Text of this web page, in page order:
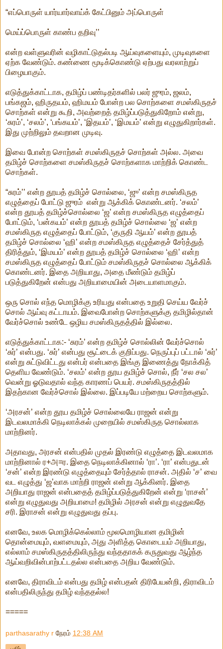
“எப்பொருள் யார்யார்வாய்க் கேட்பினும் அப்பொருள்
மெய்ப்பொருள் காண்ப தறிவு’’
என்ற வள்ளுவரின் வழிகாட்டுதல்படி ஆய்வுகளையும், முடிவுகளை
ஏற்க வேண்டும். கண்ணை மூடிக்கொண்டு ஏற்பது வரலாற்றுப்
பிழையாகும்.
எடுத்துக்காட்டாக, தமிழ்ப் பண்டிதர்களில் பலர் ஜுரம், ஜலம்,
பங்கஜம், ஹிருதயம், ஹிமயம் போன்ற பல சொற்களை சமஸ்கிருதச்
சொற்கள் என்று கூறி, அவற்றைத் தமிழ்ப்படுத்துகிறோம் என்று,
‘சுரம்’, ‘சலம்’, ‘பங்கயம்’, ‘இதயம்’, ‘இமயம்’ என்று எழுதுகிறார்கள்.
இது முற்றிலும் தவறான முடிவு.
இவை போன்ற சொற்கள் சமஸ்கிருதச் சொற்கள் அல்ல. அவை
தமிழ்ச் சொற்களை சமஸ்கிருதச் சொற்களாக மாற்றிக் கொண்ட
சொற்கள்.
“சுரம்’’ என்ற தூயத் தமிழ்ச் சொல்லை, ‘ஜு’ என்ற சமஸ்கிருத
எழுத்தைப் போட்டு ஜுரம் என்று ஆக்கிக் கொண்டனர். ‘சலம்’
என்ற தூயத் தமிழ்ச்சொல்லை ‘ஜ’ என்ற சமஸ்கிருத எழுத்தைப்
போட்டும், ‘பன்கயம்’ என்ற தூயத் தமிழ்ச் சொல்லை ‘ஜ’ என்ற
சமஸ்கிருத எழுத்தைப் போட்டும், ‘குருதி ஆயம்’ என்ற தூயத்
தமிழ்ச் சொல்லை ‘ஹி’ என்ற சமஸ்கிருத எழுத்தைச் சேர்த்துத்
திரித்தும், ‘இமயம்’ என்ற தூயத் தமிழ்ச் சொல்லை ‘ஹி’ என்ற
சமஸ்கிருத எழுத்தைப் போட்டும் சமஸ்கிருதச் சொல்லை ஆக்கிக்
கொண்டனர். இதை அறியாது, அதை மீண்டும் தமிழ்ப்
படுத்துகிறேன் என்பது அறியாமையின் அடையாளமாகும்.
ஒரு சொல் எந்த மொழிக்கு உரியது என்பதை உறுதி செய்ய வேர்ச்
சொல் ஆய்வு கட்டாயம். இவைபோன்ற சொற்களுக்கு தமிழில்தான்
வேர்ச்சொல் உண்டே ஒழிய சமஸ்கிருதத்தில் இல்லை.
எடுத்துக்காட்டாக:- ‘சுரம்’ என்ற தமிழ்ச் சொல்லின் வேர்ச்சொல்
‘சுர்’ என்பது. ‘சுர்’ என்பது சூட்டைக் குறிப்பது. நெருப்புப் பட்டால் ‘சுர்’
என்று சுட்டுவிட்டது என்பர் என்பதை இங்கு இணைத்து நோக்கித்
தெளிய வேண்டும். ‘சலம்’ என்ற தூய தமிழ்ச் சொல், நீர் ‘சல சல’
வென்று ஓடுவதால் வந்த காரணப் பெயர். சமஸ்கிருதத்தில்
இதற்கான வேர்ச்சொல் இல்லை. இப்படியே மற்றைய சொற்களும்.
‘அரசன்’ என்ற தூய தமிழ்ச் சொல்லையே ராஜன் என்று
இடவலமாக்கி நெடிலாக்கல் முறையில் சமஸ்கிருத சொல்லாக
மாற்றினர்.
அதாவது, அரசன் என்பதில் முதல் இரண்டு எழுத்தை இடவலமாக
மாற்றினால் ர+அ=ர. இதை நெடிலாக்கினால் ‘ரா’. ‘ரா’ என்பதுடன்
‘சன்’ என்ற இரண்டு எழுத்தையும் சேர்த்தால் ராசன். அதில் ‘ச’ வை
வட எழுத்து ‘ஜ’வாக மாற்றி ராஜன் என்று ஆக்கினர். இதை
அறியாது ராஜன் என்பதைத் தமிழ்ப்படுத்துகிறேன் என்று ‘ராசன்’
என்று எழுதுவது அறியாமை! தமிழில் அரசன் என்று எழுதுவதே
சரி. இராசன் என்று எழுதுவது தப்பு.
எனவே, உலக மொழிக்கெல்லாம் மூலமொழியான தமிழின்
தொன்மையும், வளமையும், அது அளித்த கொடையம் அறியாது,
எல்லாம் சமஸ்கிருதத்திலிருந்து வந்ததாகக் கருதுவது ஆழ்ந்த
ஆய்வறிவின்பாற்பட்டதல்ல என்பதை அறிய வேண்டும்.
எனவே, திராவிடம் என்பது தமிழ் என்பதன் திரிபேயன்றி, திராவிடம்
என்பதிலிருந்து தமிழ் வந்ததல்ல!
=====
parthasarathy r நேரம் 12:38 AM